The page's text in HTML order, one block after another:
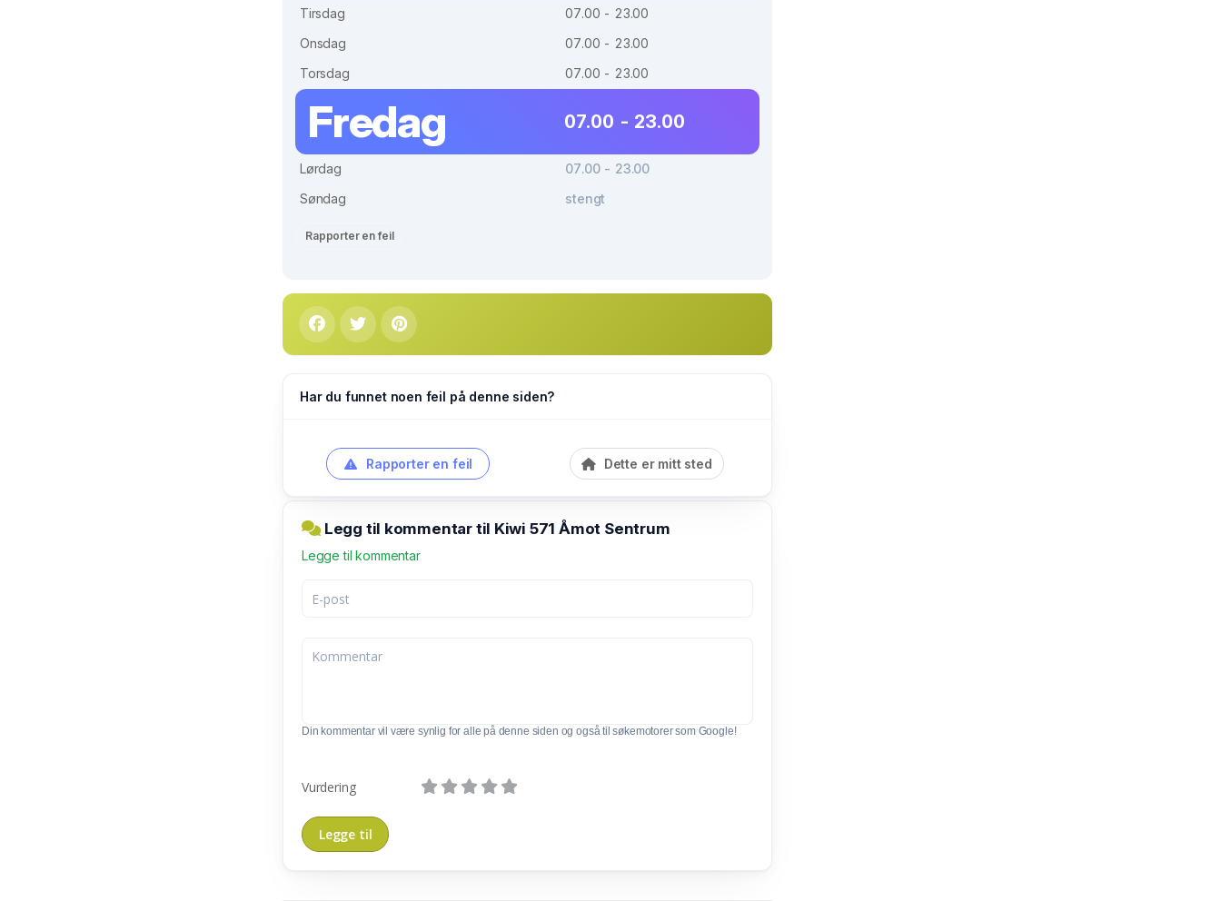
Tirsdag
07.00 - 23.00
Onsdag
07.00 - 23.00
Torsdag
07.00 - 23.00
Fredag 07.00 - 23.00
Lørdag
07.00 - 23.00
Søndag
stengt
Rapporter en feil
Har du funnet noen feil på denne siden?
Rapporter en feil Dette er mitt sted
Legg til kommentar til Kiwi 571 Åmot Sentrum
Legge til kommentar
Din kommentar vil være synlig for alle på denne siden og også til søkemotorer som Google!
Vurdering